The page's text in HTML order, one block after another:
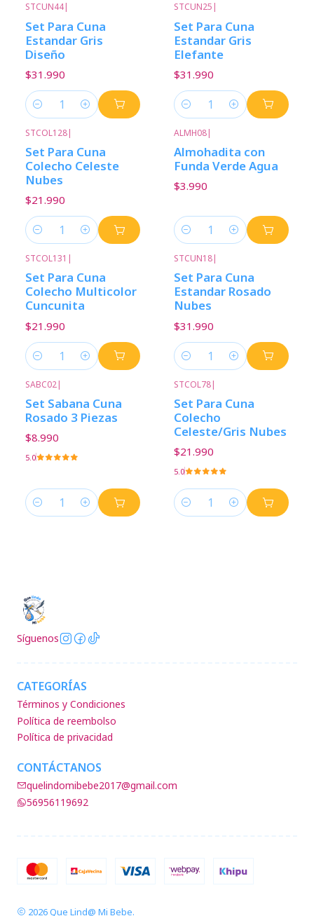
STCUN44|
Set Para Cuna
Estandar Gris
Diseño
$31.990
Cantidad
STCUN25 |
Set Para Cuna
Estandar Gris
Elefante
$31.990
Cantidad
STCOL128|
Set Para Cuna
Colecho Celeste
Nubes
$21.990
Cantidad
ALMH08|
Almohadita con
Funda Verde Agua
$3.990
Cantidad
STCOL131 |
Set Para Cuna
Colecho Multicolor
Cuncunita
$21.990
Cantidad
STCUN18|
Set Para Cuna
Estandar Rosado
Nubes
$31.990
Cantidad
SABC02|
Set Sabana Cuna
Rosado 3 Piezas
$8.990
5.0
Cantidad
STCOL78|
Set Para Cuna
Colecho
Celeste/Gris Nubes
$21.990
5.0
Cantidad
Síguenos
CATEGORÍAS
Términos y Condiciones
Política de reembolso
Política de privacidad
CONTÁCTANOS
quelindomibebe2017@gmail.com
56956119692
2026 Que Lind@ Mi Bebe.